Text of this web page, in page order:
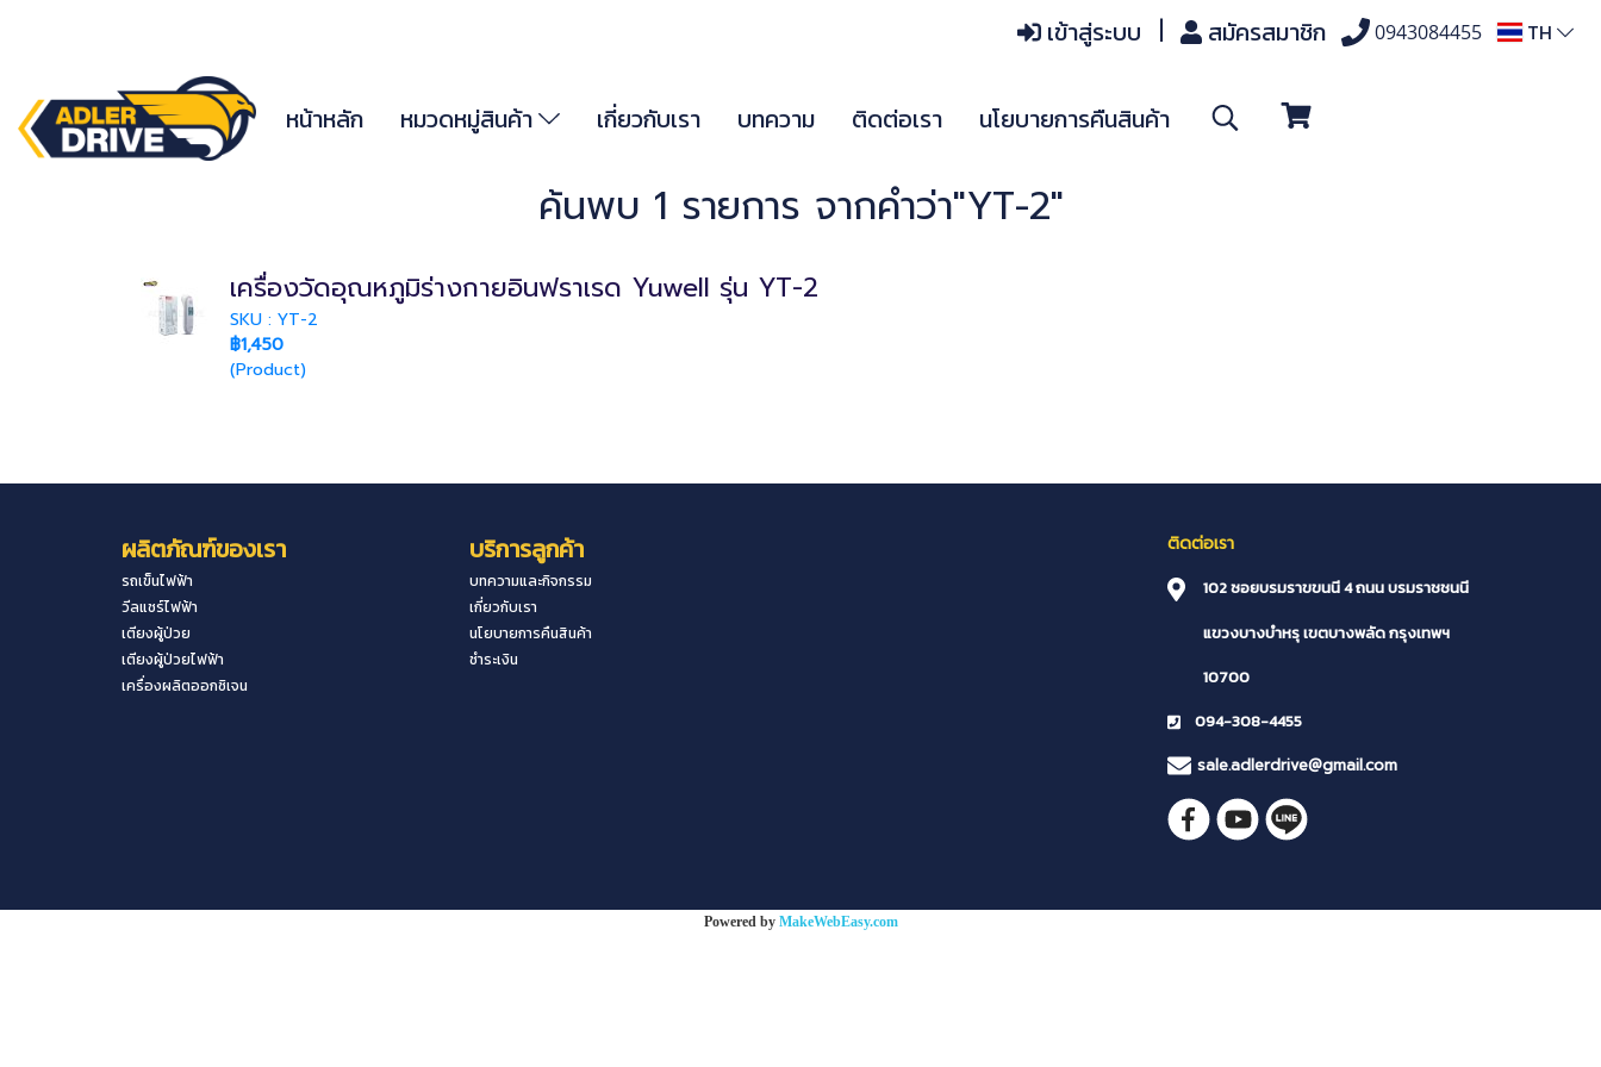
เข้าสู่ระบบ สมัครสมาชิก 0943084455 TH
หน้าหลัก หมวดหมู่สินค้า เกี่ยวกับเรา บทความ ติดต่อเรา นโยบายการคืนสินค้า
ค้นพบ 1 รายการ จากคำว่า"YT-2"
เครื่องวัดอุณหภูมิร่างกายอินฟราเรด Yuwell รุ่น YT-2
SKU : YT-2
฿1,450
(Product)
ผลิตภัณฑ์ของเรา
รถเข็นไฟฟ้า
วีลแชร์ไฟฟ้า
เตียงผู้ป่วย
เตียงผู้ป่วยไฟฟ้า
เครื่องผลิตออกซิเจน
บริการลูกค้า
บทความและกิจกรรม
เกี่ยวกับเรา
นโยบายการคืนสินค้า
ชำระเงิน
ติดต่อเรา
102 ซอยบรมราขขนนี 4 ถนน บรมราชชนนี
แขวงบางบำหรุเขตบางพลัดกรุงเทพฯ
10700
094-308-4455
sale.adlerdrive@gmail.com
Powered by MakeWebEasy.com